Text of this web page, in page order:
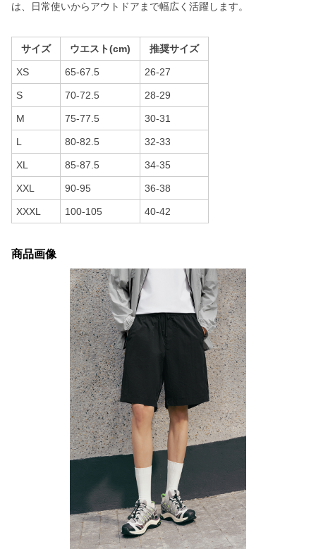
は、日常使いからアウトドアまで幅広く活躍します。
サイズ ウエスト(cm) 推奨サイズ
XS 65-67.5 26-27
S 70-72.5 28-29
M 75-77.5 30-31
L 80-82.5 32-33
XL 85-87.5 34-35
XXL 90-95 36-38
XXXL 100-105 40-42
商品画像